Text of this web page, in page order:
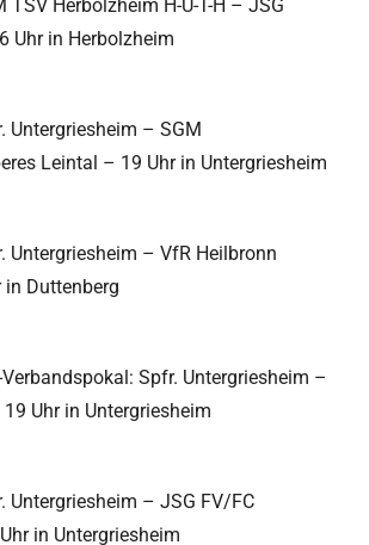
TSV Herbolzheim H-U-T-H – JSG
Uhr in Herbolzheim
Untergriesheim – SGM
Leintal – 19 Uhr in Untergriesheim
Untergriesheim – VfR Heilbronn
Duttenberg
Spfr. Untergriesheim –
Uhr in Untergriesheim
Untergriesheim – JSG FV/FC
in Untergriesheim